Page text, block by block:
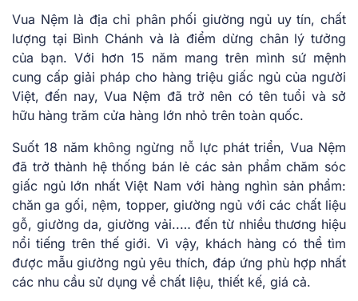
Vua Nệm là địa chỉ phân phối giường ngủ uy tín, chất
lượng tại Bình Chánh và là điểm dừng chân lý tưởng
của bạn. Với hơn 15 năm mang trên mình sứ mệnh
cung cấp giải pháp cho hàng triệu giấc ngủ của người
Việt, đến nay, Vua Nệm đã trở nên có tên tuổi và sở
hữu hàng trăm cửa hàng lớn nhỏ trên toàn quốc.
Suốt 18 năm không ngừng nỗ lực phát triển, Vua Nệm
đã trở thành hệ thống bán lẻ các sản phẩm chăm sóc
giấc ngủ lớn nhất Việt Nam với hàng nghìn sản phẩm:
chăn ga gối, nệm, topper, giường ngủ với các chất liệu
gỗ, giường da, giường vải..… đến từ nhiều thương hiệu
nổi tiếng trên thế giới. Vì vậy, khách hàng có thể tìm
được mẫu giường ngủ yêu thích, đáp ứng phù hợp nhất
các nhu cầu sử dụng về chất liệu, thiết kế, giá cả.